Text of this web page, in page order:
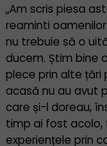
„Am scris piesa
reaminti
nu trebuie să o
ducem. Știm bine
plece prin alte țări
acasă nu au avut
care și-l doreau,
timp ai fost
experiențele prin